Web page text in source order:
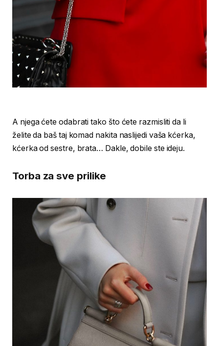
A njega ćete odabrati tako što ćete razmisliti da li
želite da baš taj komad nakita naslijedi vaša kćerka,
kćerka od sestre, brata… Dakle, dobile ste ideju.
Torba za sve prilike